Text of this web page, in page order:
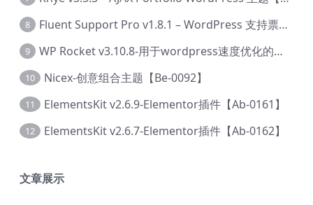
8 Fluent Support Pro v1.8.1 – WordPress 支持票务系统【Cc-0041】
9 WP Rocket v3.10.8-用于wordpress速度优化的缓存加速插件【Cd-0019】
10 Nicex-创意组合主题【Be-0092】
11 ElementsKit v2.6.9-Elementor插件【Ab-0161】
12 ElementsKit v2.6.7-Elementor插件【Ab-0162】
文章展示